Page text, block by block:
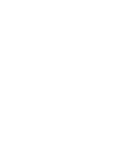
dovednosti.